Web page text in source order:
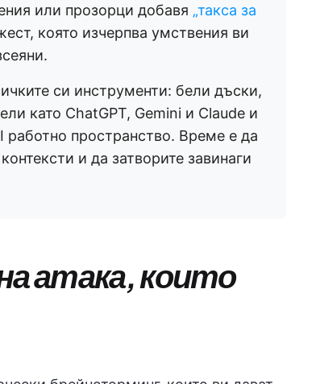
или прозорци добавя „такса за
която изчерпва умствения ви
си инструменти: бели дъски,
като ChatGPT, Gemini и Claude и
работно пространство. Време е да
и да затворите завинаги
атака, които